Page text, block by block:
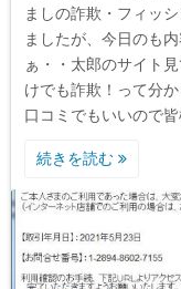
ましの詐欺・フィッ
ましたが、今日のも
ぁ・・太郎のサイト
けでも詐欺！って分
口コミでもいいので
続きを読む